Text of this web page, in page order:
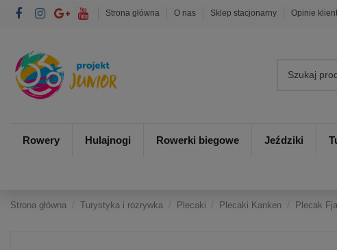
Strona główna O nas Sklep stacjonarny Opinie
Rowery Hulajnogi Rowerki biegowe Jeździki
Strona główna Turystyka i rozrywka Plecaki Plecaki Kanken Plecak